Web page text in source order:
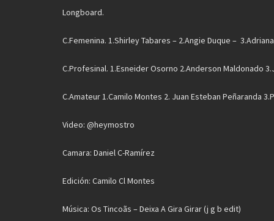
Longboard.
C.Femenina. 1.Shirley Tabares – 2.Angie Duque –
C.Profesinal. 1.Esneider Osorno 2.Anderson Maldonado
C.Amateur 1.Camilo Montes 2. Juan Esteban Peñaranda
Video: @heymostro
Camara: Daniel C-Ramírez
Edición: Camilo Cl Montes
Música: Os Tincoãs – Deixa A Gira Girar (j g b edit)